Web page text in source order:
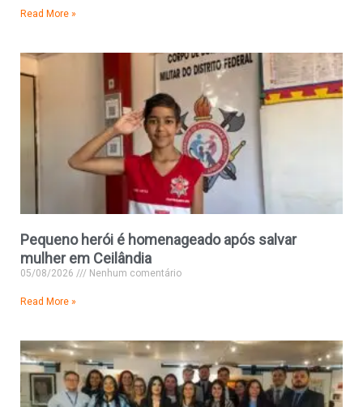
Read More »
Pequeno herói é homenageado após salvar
mulher em Ceilândia
05/08/2026 Nenhum comentário
Read More »